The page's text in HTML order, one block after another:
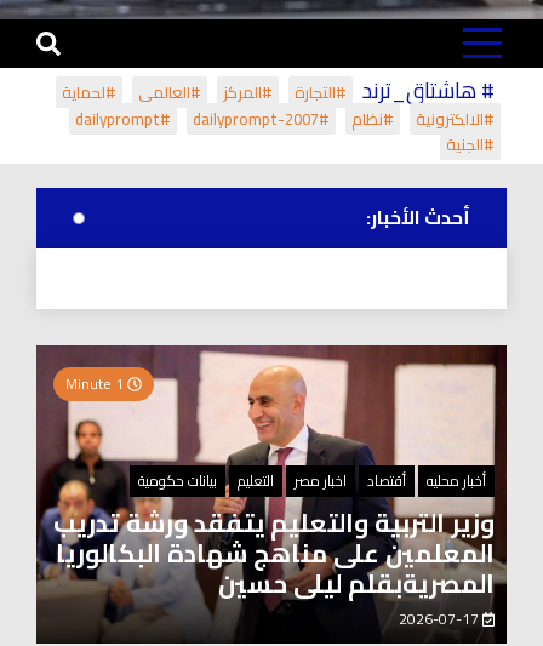
# هاشتاق_ترند #التجارة #المركز #العالمي
#لحماية
#الالكترونية
#نظام #dailyprompt-2007
#dailyprompt
#الجنية
أحدث الأخبار:
أخبار محليه أقتصاد اخبار مصر التعليم بيانات حكومية
وزير التربية والتعليم يتفقد ورشة تدريب
المعلمين على مناهج شهادة البكالوريا
المصريةبقلم ليلى حسين